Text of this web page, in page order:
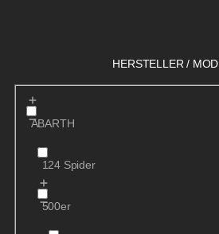
HERSTELLER /
ABARTH
124 Spider
500er